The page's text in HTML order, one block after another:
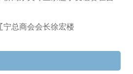
宁总商会会长徐宏楼